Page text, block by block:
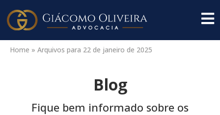
Home » Arquivos para 22 de janeiro de 2025
Blog
Fique bem informado sobre os